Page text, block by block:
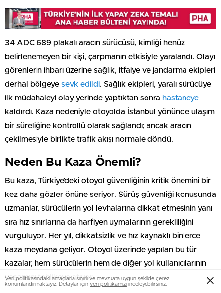
34 ADC 689 plakalı aracın sürücüsü, kimliği henüz
belirlenemeyen bir kişi, çarpmanın etkisiyle yaralandı. Olayı
görenlerin ihbarı üzerine sağlık, itfaiye ve jandarma ekipleri
derhal bölgeye sevk edildi. Sağlık ekipleri, yaralı sürücüye
ilk müdahaleyi olay yerinde yaptıktan sonra hastaneye
kaldırdı. Kaza nedeniyle otoyolda İstanbul yönünde ulaşım
bir süreliğine kontrollü olarak sağlandı; ancak aracın
çekilmesiyle birlikte trafik akışı normale döndü.
Neden Bu Kaza Önemli?
Bu kaza, Türkiye’deki otoyol güvenliğinin kritik önemini bir
kez daha gözler önüne seriyor. Sürüş güvenliği konusunda
uzmanlar, sürücülerin yol levhalarına dikkat etmesinin yanı
sıra hız sınırlarına da harfiyen uymalarının gerekliliğini
vurguluyor. Her yıl, dikkatsizlik ve hız kaynaklı binlerce
kaza meydana geliyor. Otoyol üzerinde yapılan bu tür
kazalar, hem sürücülerin hem de diğer yol kullanıcılarının
yaşamını tehlikeye atıyor.
Veri politikasındaki amaçlarla sınırlı ve mevzuata uygun şekilde çerez
konumlandırmaktayız. Detaylar için veri politikamızı inceleyebilirsiniz.